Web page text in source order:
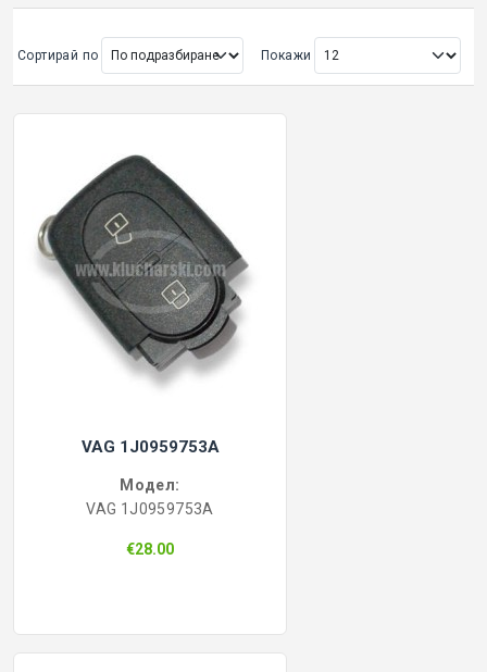
ОРИГИНАЛНИ АВТОКЛЮЧОВЕ
Покажи всички
КУТИЙКИ И АВТОКЛЮЧОВЕ
АВТОКЛЮЧАЛКИ И ЧАСТИ
ЕМУЛАТОРИ
МАСЛА, ХИМИЯ И СПРЕЙОВЕ VOULIS
ЧАСТИ ЗА АВТОКЛЮЧОВЕ
КУТИЙКИ ЗА АЛАРМИ
ФРЕЗИ КЛЮЧАРСКИ
Сортирай по Покажи
VAG 1J0959753A
Модел:
VAG 1J0959753A
€28.00